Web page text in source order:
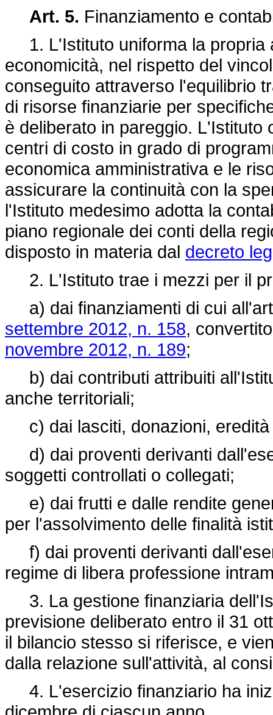
Art. 5. Finanziamento e
1. L'Istituto uniforma la propria
economicità, nel rispetto del
conseguito attraverso l'equilibrio
di risorse finanziarie per
è deliberato in pareggio.
centri di costo in grado di
economica amministrativa e le
assicurare la continuità con la
l'Istituto medesimo adotta la
piano regionale dei conti della
disposto in materia dal decreto
2. L'Istituto trae i mezzi per il
a) dai finanziamenti di cui
settembre 2012, n. 158,
novembre 2012, n. 189;
b) dai contributi attribuiti
anche territoriali;
c) dai lasciti, donazioni, eredità
d) dai proventi derivanti
soggetti controllati o collegati;
e) dai frutti e dalle rendite
per l'assolvimento delle finalità
f) dai proventi derivanti
regime di libera professione
3. La gestione finanziaria
previsione deliberato entro il 31
il bilancio stesso si riferisce, e
dalla relazione sull'attività, al
4. L'esercizio finanziario ha